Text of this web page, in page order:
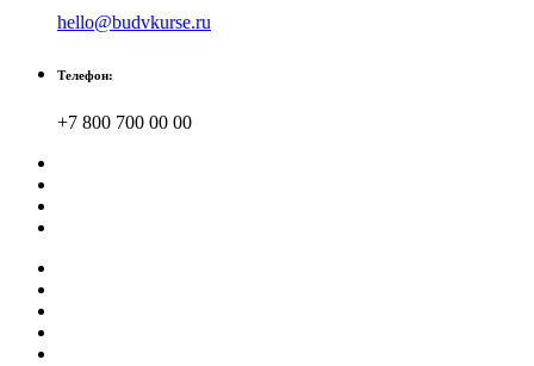
hello@budvkurse.ru
Телефон:
+7 800 700 00 00